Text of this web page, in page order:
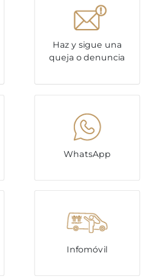
Haz y sigue una
queja o denuncia
WhatsApp
Infomóvil